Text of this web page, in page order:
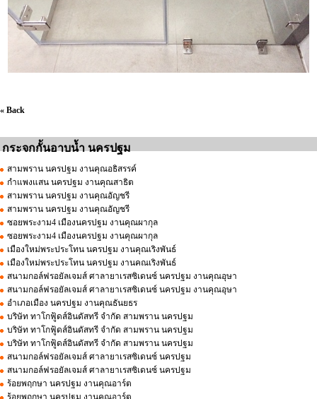
« Back
กระจกกั้นอาบน้ำ นครปฐม
สามพราน นครปฐม งานคุณอธิสรรค์
กำแพงแสน นครปฐม งานคุณสาธิต
สามพราน นครปฐม งานคุณอัญชรี
สามพราน นครปฐม งานคุณอัญชรี
ซอยพระงาม4 เมืองนครปฐม งานคุณผากุล
ซอยพระงาม4 เมืองนครปฐม งานคุณผากุล
เมืองใหม่พระประโทน นครปฐม งานคุณเริงพันธ์
เมืองใหม่พระประโทน นครปฐม งานคณเริงพันธ์
สนามกอล์ฟรอยัลเจมส์ ศาลายาเรสซิเดนซ์ นครปฐม งานคุณอุษา
สนามกอล์ฟรอยัลเจมส์ ศาลายาเรสซิเดนซ์ นครปฐม งานคุณอุษา
อำเภอเมือง นครปฐม งานคุณธันยธร
บริษัท ทาโกฟู้ดส์อินดัสทรี จำกัด สามพราน นครปฐม
บริษัท ทาโกฟู้ดส์อินดัสทรี จำกัด สามพราน นครปฐม
บริษัท ทาโกฟู้ดส์อินดัสทรี จำกัด สามพราน นครปฐม
สนามกอล์ฟรอยัลเจมส์ ศาลายาเรสซิเดนซ์ นครปฐม
สนามกอล์ฟรอยัลเจมส์ ศาลายาเรสซิเดนซ์ นครปฐม
ร้อยพฤกษา นครปฐม งานคุณอาร์ต
ร้อยพฤกษา นครปฐม งานคุณอาร์ต